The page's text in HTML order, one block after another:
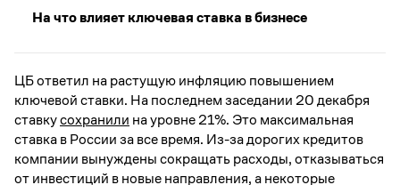
На что влияет ключевая ставка в бизнесе
ЦБ ответил на растущую инфляцию повышением
ключевой ставки. На последнем заседании 20 декабря
ставкусохранили на уровне 21%. Это максимальная
ставка в России за все время. Из-за дорогих кредитов
компании вынуждены сокращать расходы, отказываться
от инвестиций в новые направления, а некоторые